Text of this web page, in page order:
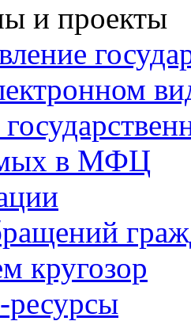
и проекты
в МФЦ
кругозор
ресурсы